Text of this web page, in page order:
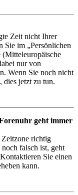
Zeit nicht Ihrer
Sie im „Persönlichen
(Mitteleuropäische
nur von
Wenn Sie noch nicht
dies jetzt zu tun.
geht immer
Zeitzone richtig
falsch ist, geht
Sie einen
kann.